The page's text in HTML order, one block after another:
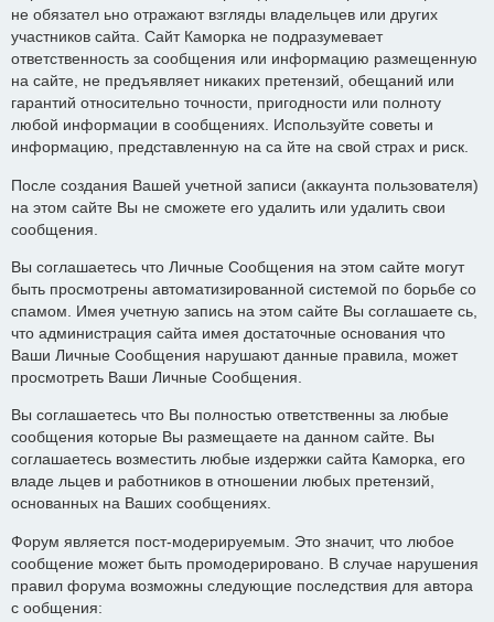
не обязател ьно отражают взгляды владельцев или других
участников сайта. Сайт Каморка не подразумевает
ответственность за сообщения или информацию размещенную
на сайте, не предъявляет никаких претензий, обещаний или
гарантий относительно точности, пригодности или полноту
любой информации в сообщениях. Используйте советы и
информацию, представленную на са йте на свой страх и риск.
После создания Вашей учетной записи (аккаунта пользователя)
на этом сайте Вы не сможете его удалить или удалить свои
сообщения.
Вы соглашаетесь что Личные Сообщения на этом сайте могут
быть просмотрены автоматизированной системой по борьбе со
спамом. Имея учетную запись на этом сайте Вы соглашаете сь,
что администрация сайта имея достаточные основания что
Ваши Личные Сообщения нарушают данные правила, может
просмотреть Ваши Личные Сообщения.
Вы соглашаетесь что Вы полностью ответственны за любые
сообщения которые Вы размещаете на данном сайте. Вы
соглашаетесь возместить любые издержки сайта Каморка, его
владе льцев и работников в отношении любых претензий,
основанных на Ваших сообщениях.
Форум является пост-модерируемым. Это значит, что любое
сообщение может быть промодерировано. В случае нарушения
правил форума возможны следующие последствия для автора
с ообщения: